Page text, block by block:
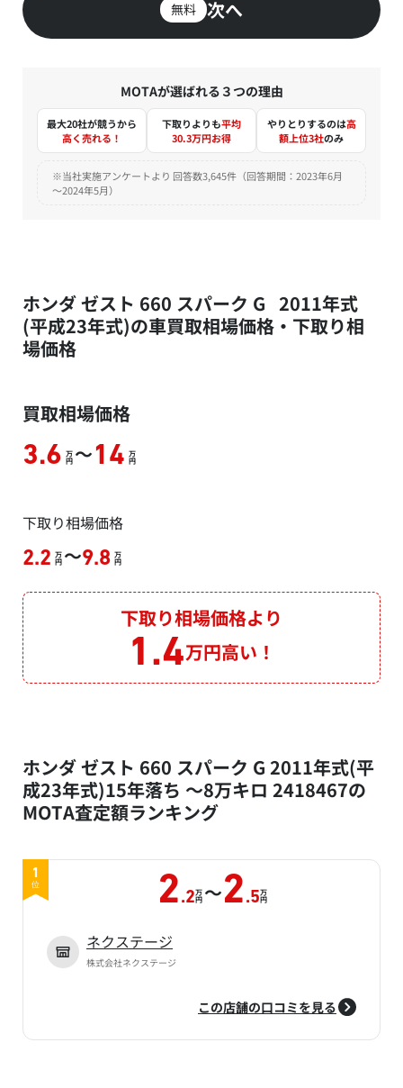
無料 次へ
MOTAが選ばれる３つの理由
最大20社が競うから
高く売れる！
下取りよりも平均
30.3万円お得
やりとりするのは高
額上位3社のみ
※当社実施アンケートより 回答数3,645件（回答期間：2023年6月
～2024年5月）
ホンダ ゼスト 660 スパーク G 2011年式
(平成23年式)の車買取相場価格・下取り相
場価格
買取相場価格
3.6 万
円 ～14 万
円
下取り相場価格
2.2 万
円 ～9.8 万
円
下取り相場価格より
1.4万円高い！
ホンダ ゼスト 660 スパーク G 2011年式(平
成23年式)15年落ち ～8万キロ 2418467の
MOTA査定額ランキング
1
位 2 .2万
円 ～2 .5万
円
ネクステージ
株式会社ネクステージ
この店舗の口コミを見る